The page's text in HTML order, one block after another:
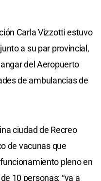
Carla Vizzotti estuvo
a su par provincial,
del Aeropuerto
de ambulancias de
ciudad de Recreo
de vacunas que
pleno en
10 personas; “va a